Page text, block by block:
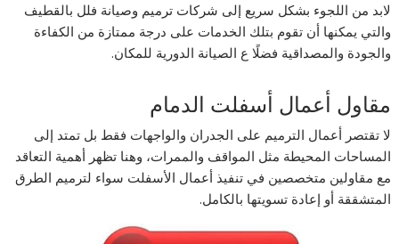
لابد من اللجوء بشكل سريع إلى شركات ترميم وصيانة فلل بالقطيف
والتي يمكنها أن تقوم بتلك الخدمات على درجة ممتازة من الكفاءة
والجودة والمصداقية فضلًا ع الصيانة الدورية للمكان.
مقاول أعمال أسفلت الدمام
لا تقتصر أعمال الترميم على الجدران والواجهات فقط بل تمتد إلى
المساحات المحيطة مثل المواقف والممرات، وهنا تظهر أهمية التعاقد
مع مقاولين متخصصين في تنفيذ أعمال الأسفلت سواء لترميم الطرق
المتشققة أو إعادة تسويتها بالكامل.